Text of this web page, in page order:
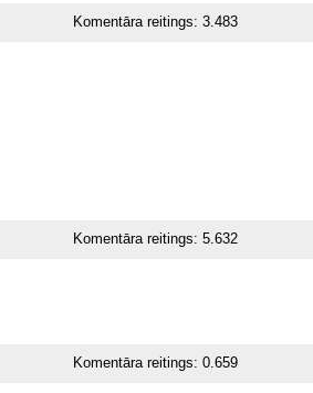
Komentāra reitings:3.483
Komentāra reitings:5.632
Komentāra reitings:0.659